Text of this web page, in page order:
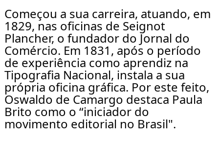
Começou a sua carreira, atuando, em
1829, nas oficinas de Seignot
Plancher, o fundador do Jornal do
Comércio. Em 1831, após o período
de experiência como aprendiz na
Tipografia Nacional, instala a sua
própria oficina gráfica. Por este feito,
Oswaldo de Camargo destaca Paula
Brito como o “iniciador do
movimento editorial no Brasil".